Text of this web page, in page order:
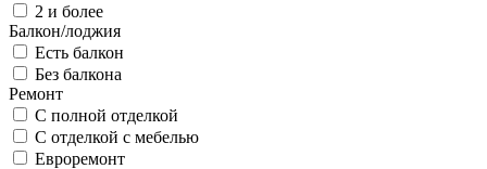
2 и более
Балкон/лоджия
Есть балкон
Без балкона
Ремонт
С полной отделкой
С отделкой с мебелью
Евроремонт